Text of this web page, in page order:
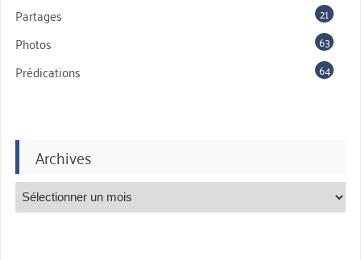
Partages 21
Photos 63
Prédications 64
Archives